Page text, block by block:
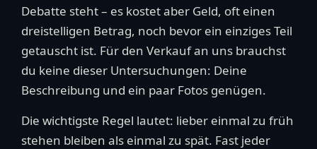
Debatte steht – es kostet aber Geld, oft einen
dreistelligen Betrag, noch bevor ein einziges Teil
getauscht ist. Für den Verkauf an uns brauchst
du keine dieser Untersuchungen: Deine
Beschreibung und ein paar Fotos genügen.
Die wichtigste Regel lautet: lieber einmal zu früh
stehen bleiben als einmal zu spät. Fast jeder